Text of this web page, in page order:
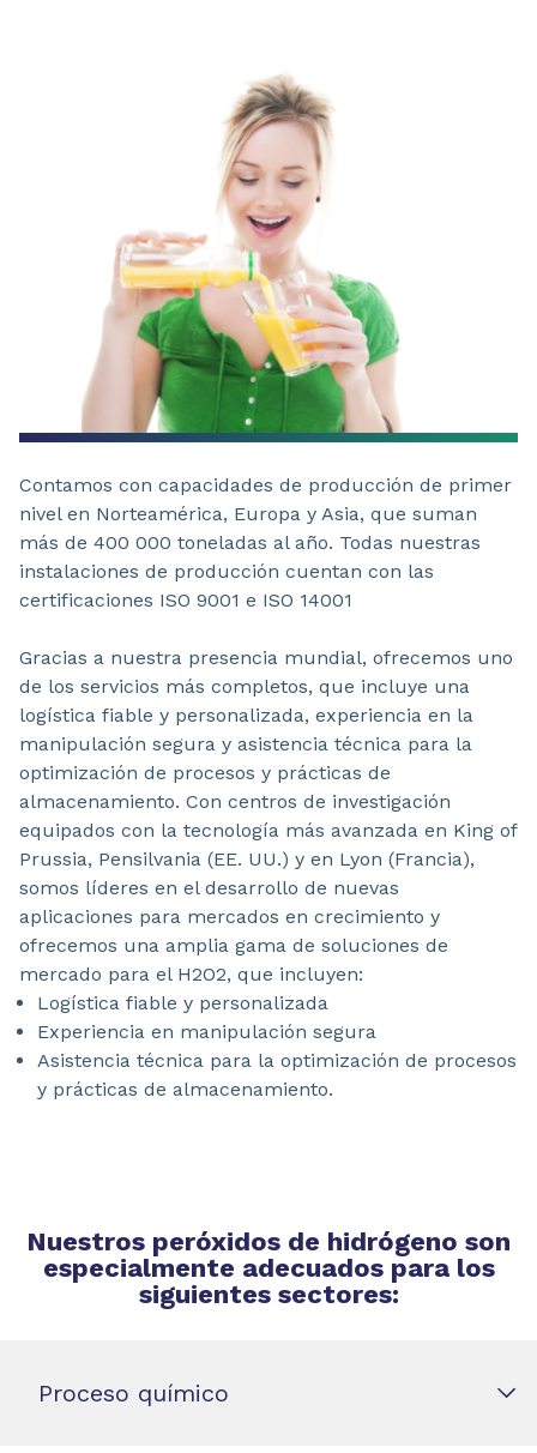
Contamos con capacidades de producción de primer
nivel en Norteamérica, Europa y Asia, que suman
más de 400 000 toneladas al año. Todas nuestras
instalaciones de producción cuentan con las
certificaciones ISO 9001 e ISO 14001
Gracias a nuestra presencia mundial, ofrecemos uno
de los servicios más completos, que incluye una
logística fiable y personalizada, experiencia en la
manipulación segura y asistencia técnica para la
optimización de procesos y prácticas de
almacenamiento. Con centros de investigación
equipados con la tecnología más avanzada en King of
Prussia, Pensilvania (EE. UU.) y en Lyon (Francia),
somos líderes en el desarrollo de nuevas
aplicaciones para mercados en crecimiento y
ofrecemos una amplia gama de soluciones de
mercado para el H2O2, que incluyen:
Logística fiable y personalizada
Experiencia en manipulación segura
Asistencia técnica para la optimización de procesos
y prácticas de almacenamiento.
Nuestros peróxidos de hidrógeno son
especialmente adecuados para los
siguientes sectores:
Proceso químico